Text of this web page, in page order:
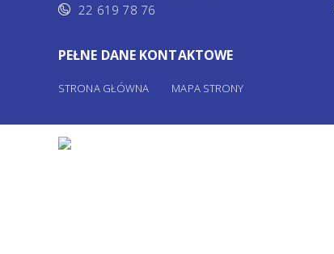
22 619 78 76
PEŁNE DANE KONTAKTOWE
STRONA GŁÓWNA MAPA STRONY